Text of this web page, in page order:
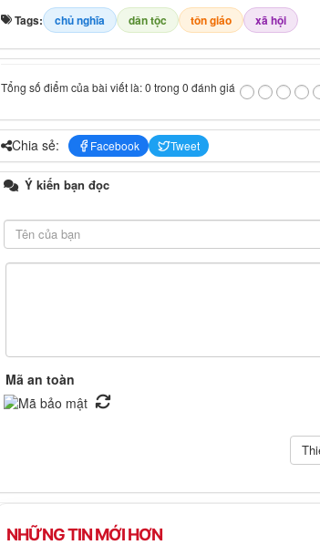
Tags: chủ nghĩa dân tộc tôn giáo xã hội
Tổng số điểm của bài viết là: 0 trong 0 đánh giá
Chia sẻ: Facebook Tweet
Ý kiến bạn đọc
Mã an toàn
NHỮNG TIN MỚI HƠN